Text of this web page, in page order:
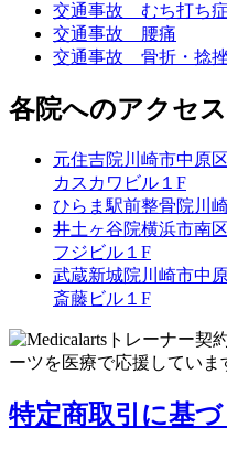
交通事故 むち打ち症
交通事故 腰痛
交通事故 骨折・捻
各院へのアクセス
元住吉院 川崎市中原
カスカワビル１F
ひらま駅前整骨院 川
井土ヶ谷院横浜市南
フジビル１F
武蔵新城院 川崎市中
斎藤ビル１F
特定商取引に基